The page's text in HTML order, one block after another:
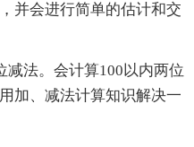
并会进行简单的估计和交
减法。会计算100以内两位
加、减法计算知识解决一